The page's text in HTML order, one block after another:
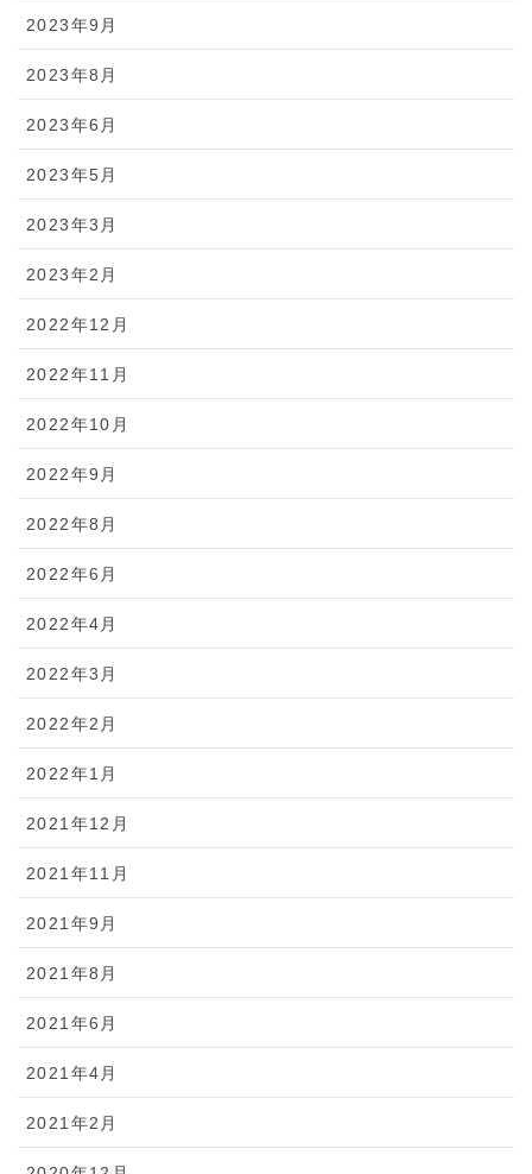
2023年9月
2023年8月
2023年6月
2023年5月
2023年3月
2023年2月
2022年12月
2022年11月
2022年10月
2022年9月
2022年8月
2022年6月
2022年4月
2022年3月
2022年2月
2022年1月
2021年12月
2021年11月
2021年9月
2021年8月
2021年6月
2021年4月
2021年2月